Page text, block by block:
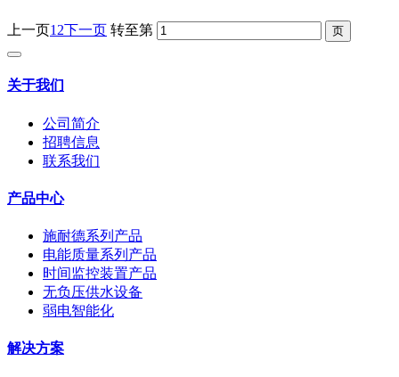
上一页1 2下一页 转至第
关于我们
公司简介
招聘信息
联系我们
产品中心
施耐德系列产品
电能质量系列产品
时间监控装置产品
无负压供水设备
弱电智能化
解决方案